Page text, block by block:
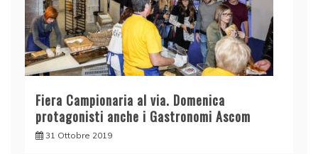
Fiera Campionaria al via. Domenica
protagonisti anche i Gastronomi Ascom
31 Ottobre 2019